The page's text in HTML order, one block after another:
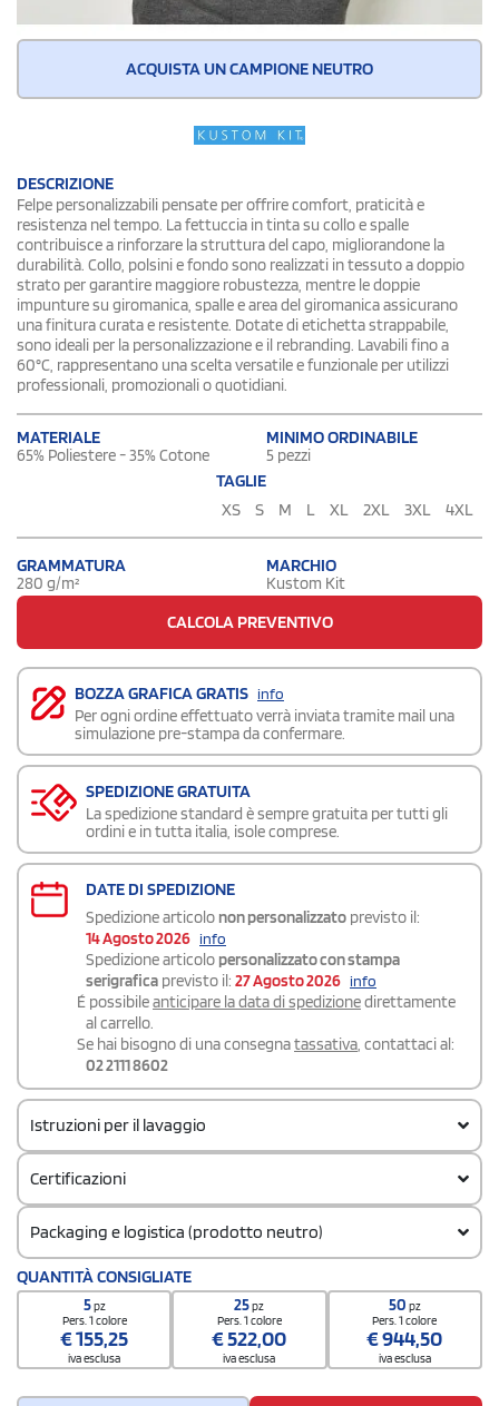
ACQUISTA UN CAMPIONE NEUTRO
DESCRIZIONE
Felpe personalizzabili pensate per offrire comfort, praticità e
resistenza nel tempo. La fettuccia in tinta su collo e spalle
contribuisce a rinforzare la struttura del capo, migliorandone la
durabilità. Collo, polsini e fondo sono realizzati in tessuto a doppio
strato per garantire maggiore robustezza, mentre le doppie
impunture su giromanica, spalle e area del giromanica assicurano
una finitura curata e resistente. Dotate di etichetta strappabile,
sono ideali per la personalizzazione e il rebranding. Lavabili fino a
60°C, rappresentano una scelta versatile e funzionale per utilizzi
professionali, promozionali o quotidiani.
MATERIALE
65% Poliestere - 35% Cotone
MINIMO ORDINABILE
5 pezzi
TAGLIE
XS
S M L XL 2XL 3XL 4XL
GRAMMATURA
280 g/m²
MARCHIO
Kustom Kit
CALCOLA PREVENTIVO
BOZZA GRAFICA GRATIS info
Per ogni ordine effettuato verrà inviata tramite mail una
simulazione pre-stampa da confermare.
SPEDIZIONE GRATUITA
La spedizione standard è sempre gratuita per tutti gli
ordini e in tutta italia, isole comprese.
DATE DI SPEDIZIONE
Spedizione articolo non personalizzato previsto il:
14 Agosto 2026 info
Spedizione articolo personalizzato con stampa
serigrafica previsto il: 27 Agosto 2026 info
É possibileanticipare la data di spedizionedirettamente
al carrello.
Se hai bisogno di una consegnatassativa, contattaci al:
02 2111 8602
Istruzioni per il lavaggio
Certificazioni
Packaging e logistica (prodotto neutro)
Codice doganale
61103091
Quantità per scatola
QUANTITÀ CONSIGLIATE
5pz
Pers. 1 colore
€155,25
iva esclusa
25pz
Pers. 1 colore
€522,00
iva esclusa
50 pz
Pers. 1 colore
€944,50
iva esclusa